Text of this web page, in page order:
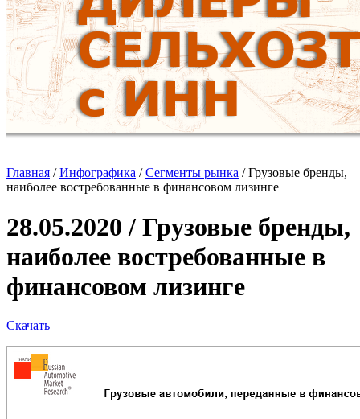
Главная /Инфографика /Сегменты рынка /Грузовые бренды,
наиболее востребованные в финансовом лизинге
28.05.2020 / Грузовые бренды,
наиболее востребованные в
финансовом лизинге
Скачать